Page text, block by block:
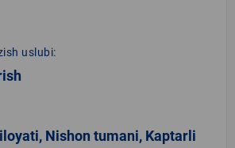
uslubi:
Nishon tumani, Kaptarli